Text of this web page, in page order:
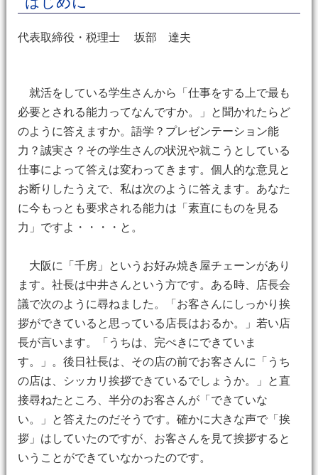
代表取締役・税理士 坂部 達夫
就活をしている学生さんから「仕事をする上で最も
必要とされる能力ってなんですか。」と聞かれたらど
のように答えますか。語学？プレゼンテーション能
力？誠実さ？その学生さんの状況や就こうとしている
仕事によって答えは変わってきます。個人的な意見と
お断りしたうえで、私は次のように答えます。あなた
に今もっとも要求される能力は「素直にものを見る
力」ですよ・・・・と。
大阪に「千房」というお好み焼き屋チェーンがあり
ます。社長は中井さんという方です。ある時、店長会
議で次のように尋ねました。「お客さんにしっかり挨
拶ができていると思っている店長はおるか。」若い店
長が言います。「うちは、完ぺきにできていま
す。」。後日社長は、その店の前でお客さんに「うち
の店は、シッカリ挨拶できているでしょうか。」と直
接尋ねたところ、半分のお客さんが「できていな
い。」と答えたのだそうです。確かに大きな声で「挨
拶」はしていたのですが、お客さんを見て挨拶すると
いうことができていなかったのです。